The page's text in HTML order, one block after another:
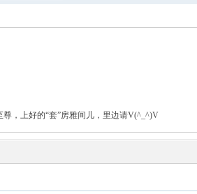
，上好的“套”房雅间儿，里边请V(^_^)V